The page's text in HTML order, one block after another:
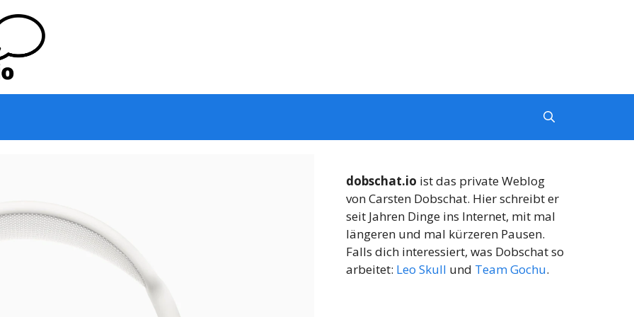
dobschat.io ist das private Weblog
von Carsten Dobschat. Hier schreibt er
seit Jahren Dinge ins Internet, mit mal
längeren und mal kürzeren Pausen.
Falls dich interessiert, was Dobschat so
arbeitet: Leo Skull und Team Gochu.